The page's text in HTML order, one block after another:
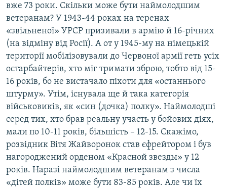
вже 73 роки. Скільки може бути наймолодшим
ветеранам? У 1943-44 роках на теренах
«звільненої» УРСР призивали в армію й 16-річних
(на відміну від Росії). А от у 1945-му на німецькій
території мобілізовували до Червоної армії геть усіх
остарбайтерів, хто міг тримати зброю, тобто від 15-
16 років, бо не вистачало піхоти для «останнього
штурму». Утім, існувала ще й така категорія
військовиків, як «син (дочка) полку». Наймолодші
серед тих, хто брав реальну участь у бойових діях,
мали по 10-11 років, більшість – 12-15. Скажімо,
розвідник Вітя Жайворонок став єфрейтором і був
нагороджений орденом «Красной звезды» у 12
років. Наразі наймолодшим ветеранам з числа
«дітей полків» може бути 83-85 років. Але чи їх